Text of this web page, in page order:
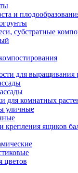
и
субстратные
для выращивания
для комнатных
уличные
крепления ящиков
цветов